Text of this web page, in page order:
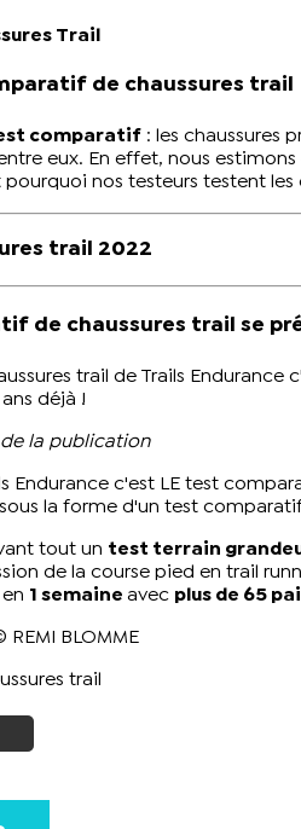
Trail
de chaussures trail
comparatif : les chaussures
eux. En effet, nous
pourquoi nos testeurs testent
trail 2022
de chaussures trail se
trail de Trails
déjà !
la publication
Endurance c'est LE test
la forme d'untest comparatif
tout un test terrain
de la course pied en trail
en 1 semaineavec plus de 65
REMI BLOMME
trail